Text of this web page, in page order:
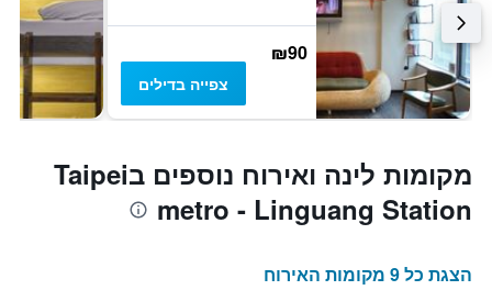
₪90
צפייה בדילים
מקומות לינה ואירוח נוספים בTaipei
metro - Linguang Station
הצגת כל 9 מקומות האירוח